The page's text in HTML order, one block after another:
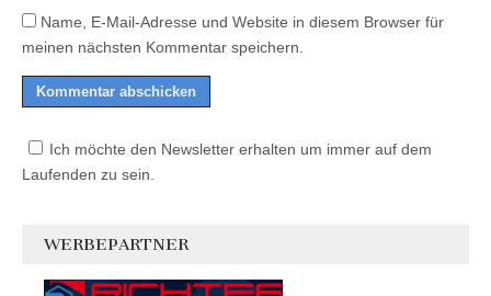
Name, E-Mail-Adresse und Website in diesem Browser für
meinen nächsten Kommentar speichern.
Ich möchte den Newsletter erhalten um immer auf dem
Laufenden zu sein.
WERBEPARTNER